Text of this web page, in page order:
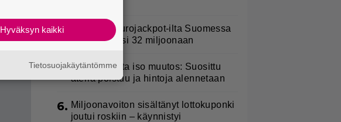
4.
Johan oli Eurojackpot-ilta Suomessa
– potti kohosi 32 miljoonaan
5. Hesburgerilta iso muutos: Suosittu
ateria poistuu ja hintoja alennetaan
6. Miljoonavoiton sisältänyt lottokuponki
joutui roskiin – käynnistyi
Hyväksyn kaikki
Tietosuojakäytäntömme